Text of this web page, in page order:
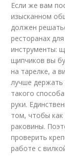
Если же вам
изысканном
должен
ресторанах
инструменты:
щипчиков вы
на тарелке, а
лучше держать
такого
руки.
том, чтобы как
раковины.
проверить
работе с